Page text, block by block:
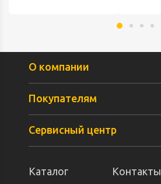
О компании
Покупателям
Сервисный центр
Каталог
Контакты